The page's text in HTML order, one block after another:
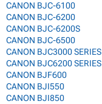
CANON BJC-6100
CANON BJC-6200
CANON BJC-6200S
CANON BJC-6500
CANON BJC3000 SERIES
CANON BJC6200 SERIES
CANON BJF600
CANON BJI550
CANON BJI850